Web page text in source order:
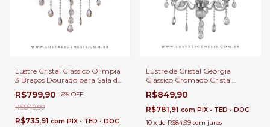
Lustre Cristal Clássico Olímpia
3 Braços Dourado para Sala de
Jantar e Quartos
R$799,90 -6% OFF
R$849,90
R$735,91 com PIX • TED • DOC
Lustre de Cristal Geórgia
Clássico Cromado Cristal
Transparente 3 Braços para
Casas com Pé Direito Duplo e
Buffet
R$849,90
R$781,91 com PIX • TED • DOC
10 x de R$84,99 sem juros